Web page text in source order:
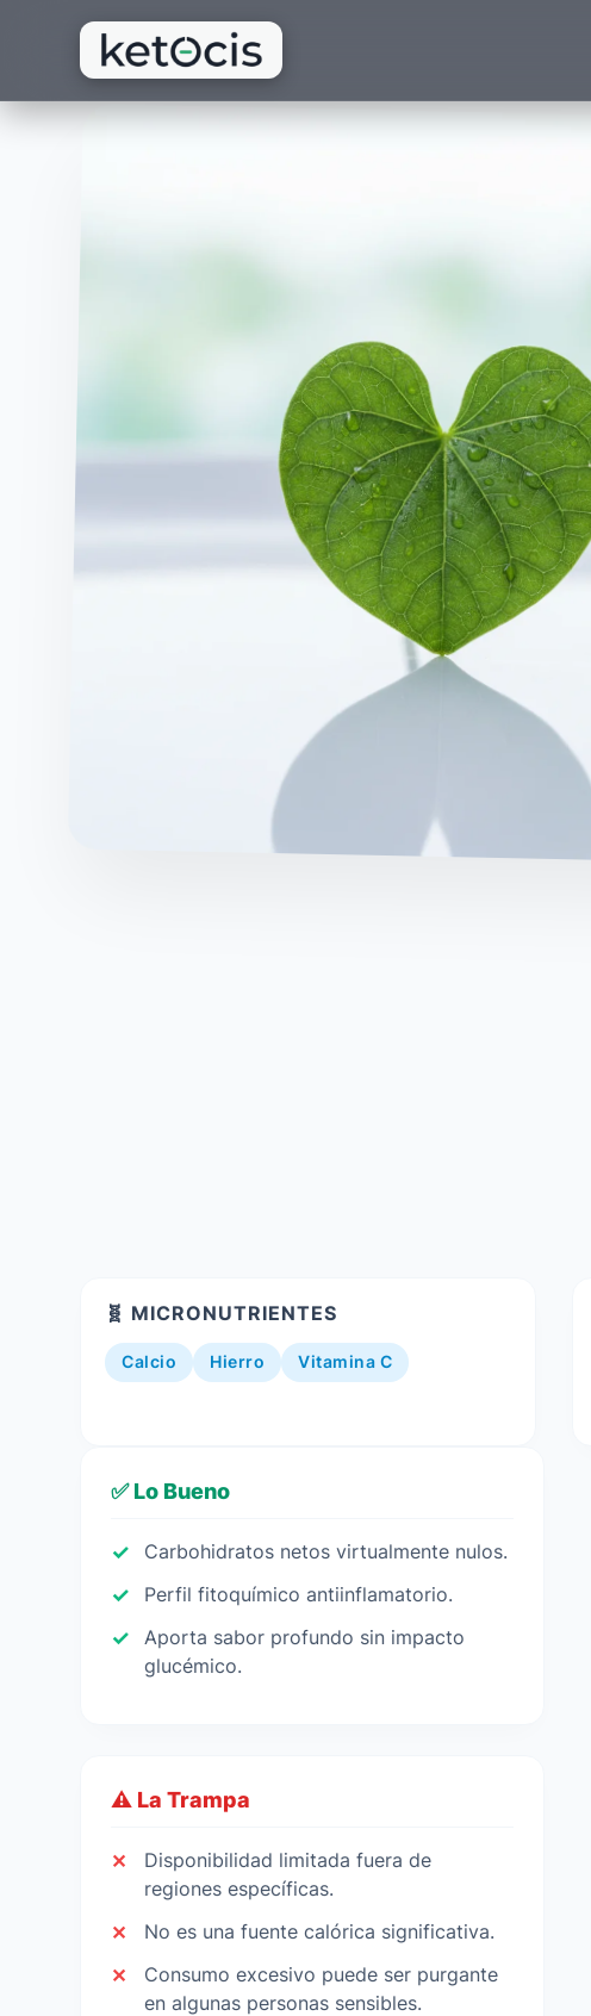
🧬 MICRONUTRIENTES
Calcio Hierro Vitamina C
✅ Lo Bueno
Carbohidratos netos virtualmente nulos.
Perfil fitoquímico antiinflamatorio.
Aporta sabor profundo sin impacto
glucémico.
⚠️ La Trampa
Disponibilidad limitada fuera de
regiones específicas.
No es una fuente calórica significativa.
Consumo excesivo puede ser purgante
en algunas personas sensibles.